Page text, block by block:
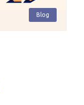
Blog